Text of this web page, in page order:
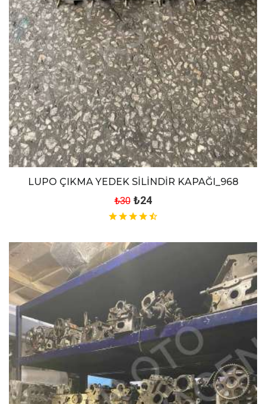
LUPO ÇIKMA YEDEK SİLİNDİR KAPAĞI_968
₺30 ₺24